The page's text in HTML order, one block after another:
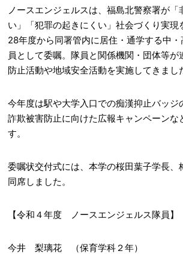
ノースエンジェルスは、福島北警察署が「
い」「犯罪の起きにくい」社会づくり実現
28年度から同署管内に居住・通学する中
員として委嘱。隊員と関係機関・団体等
防止活動や地域安全活動を実施してきまし
今年度は駅や大学入口での痴漢抑止バッジ
詐欺被害防止に向けた広報キャンペーンな
す。
委嘱状交付式には、本学の桜田葉子学長、
同席しました。
【令和４年度 ノースエンジェルス隊員】
今井 梨璃花 （保育学科２年）